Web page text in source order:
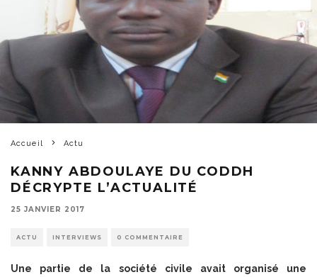
Accueil Actu
KANNY ABDOULAYE DU CODDH
DÉCRYPTE L’ACTUALITÉ
25 JANVIER 2017
ACTU INTERVIEWS 0 COMMENTAIRE
Une partie de la société civile avait organisé une